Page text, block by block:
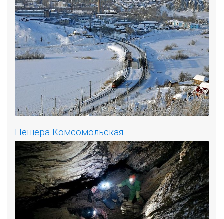
Пещера Комсомольская